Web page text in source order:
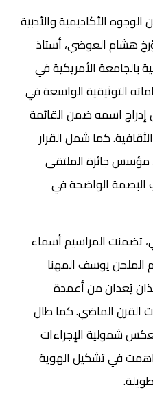
الأكاديمية والأدبية
هشام العوضي، أستاذ
بالجامعة الأمريكية في
التوثيقية الواسعة في
إدراج اسمه ضمن القائمة
كما شمل القرار
مؤسس جائزة الملتقى
البصمة الواضحة في
تضمنت المراسيم أسماء
الملحن يوسف المهنا
يُعدان من أعمدة
القرن الماضي. كما طال
شمولية الإجراءات
في تشكيل الهوية